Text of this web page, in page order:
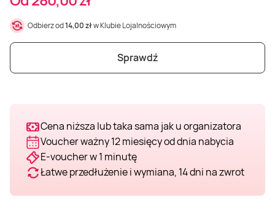
Weekend w SPA
Mazury
Masaż klasyczny
Masaż pleców
Masaż Shiatsu
Masaż Antycellulitowy
Pojazdy specjalne
Jazda po torze
Pojazdy militarne
Fitness
Sporty zimowe
Tenis
Kurs żeglarski
Kurs motorowodny
Odbierz od14,00 złw Klubie Lojalnościowym
Sprawdź
Cena niższa lub taka sama jak u organizatora
Voucher ważny 12 miesięcy od dnia nabycia
E-voucher w 1 minutę
Łatwe przedłużenie i wymiana, 14 dni na zwrot